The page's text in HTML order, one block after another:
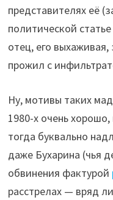
представителях её
политической
отец, его
прожил с
Ну, мотивы таких
1980-х очень
тогда буквально
даже Бухарина (чья
обвинения фактурой
расстрелах — вряд